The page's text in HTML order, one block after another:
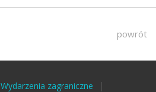
powrót
Wydarzenia zagraniczne